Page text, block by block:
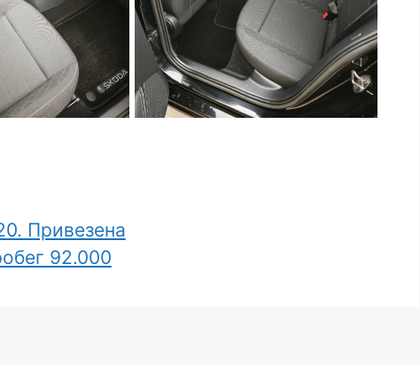
Привезена
92.000